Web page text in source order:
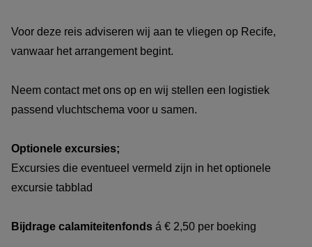
Voor deze reis adviseren wij aan te vliegen op Recife,
vanwaar het arrangement begint.
Neem contact met ons op en wij stellen een logistiek
passend vluchtschema voor u samen.
Optionele excursies;
Excursies die eventueel vermeld zijn in het optionele
excursie tabblad
Bijdrage calamiteitenfonds á € 2,50 per boeking